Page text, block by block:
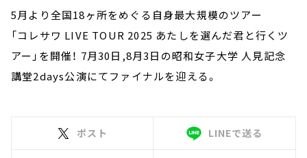
5月より全国18ヶ所をめぐる自身最大規模のツアー
「コレサワ LIVE TOUR 2025 あたしを選んだ君と行くツ
アー」を開催！ 7月30日,8月3日の昭和女子大学 人見記念
講堂2days公演にてファイナルを迎える。
ポスト LINEで送る